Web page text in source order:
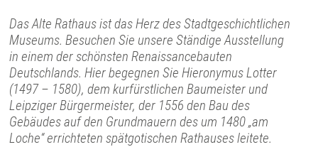
Das Alte Rathaus ist das Herz des Stadtgeschichtlichen
Museums. Besuchen Sie unsere Ständige Ausstellung
in einem der schönsten Renaissancebauten
Deutschlands. Hier begegnen Sie Hieronymus Lotter
(1497 – 1580), dem kurfürstlichen Baumeister und
Leipziger Bürgermeister, der 1556 den Bau des
Gebäudes auf den Grundmauern des um 1480 „am
Loche“ errichteten spätgotischen Rathauses leitete.